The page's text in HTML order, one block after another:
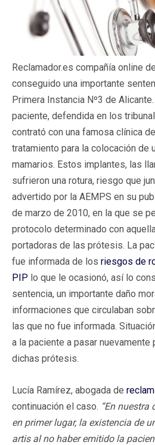
Reclamador.es compañía online
conseguido una importante
Primera Instancia Nº3 de
paciente, defendida en los
contrató con una famosa clínica
tratamiento para la colocación de
mamarios. Estos implantes, las
sufrieron una rotura, riesgo que
advertido por la AEMPS en su
de marzo de 2010, en la que se
protocolo determinado con
portadoras de las prótesis. La
fue informada de los riesgos de
PIP lo que le ocasionó, así lo
sentencia, un importante daño
informaciones que circulaban
las que no fue informada.
a la paciente a pasar nuevamente
dichas prótesis.
Lucía Ramírez, abogada de
continuación el caso. “En
en primer lugar, la existencia de
artis al no haber emitido la